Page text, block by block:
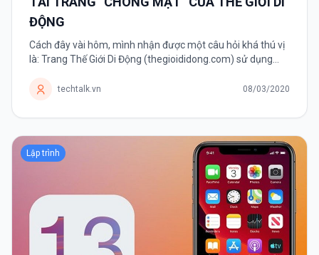
ĐỘNG
Cách đây vài hôm, mình nhận được một câu hỏi khá thú vị
là: Trang Thế Giới Di Động (thegioididong.com) sử dụng
mất vài...techtalk.vn 08/03/2020
Lập trình